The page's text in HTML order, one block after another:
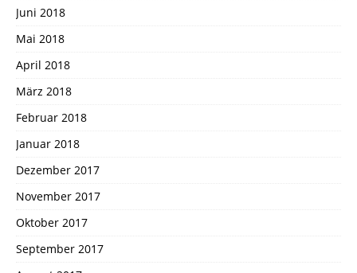
Juni 2018
Mai 2018
April 2018
März 2018
Februar 2018
Januar 2018
Dezember 2017
November 2017
Oktober 2017
September 2017